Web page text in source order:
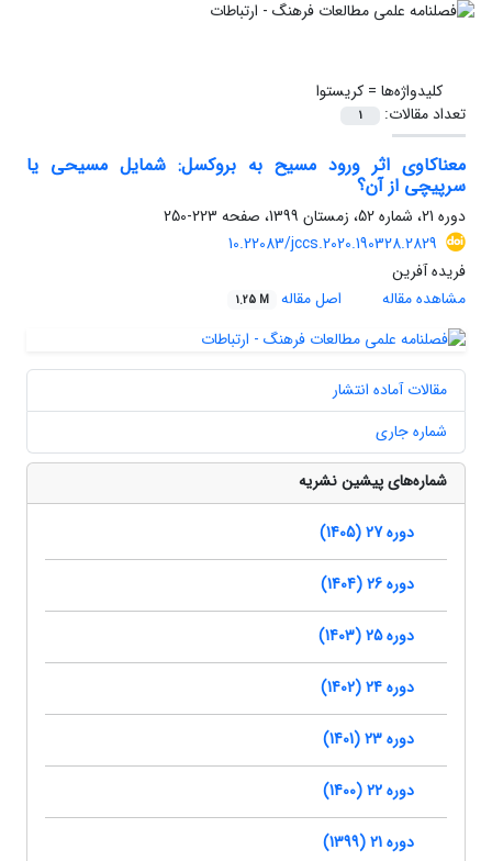
کلیدواژه‌ها =کریستوا
تعداد مقالات:
1
معناکاوی اثر ورود مسیح به بروکسل: شمایل‌ مسیحی یا
سرپیچی از آن؟
دوره 21، شماره 52، زمستان 1399، صفحه
223-250
10.22083/jccs.2020.190328.2829
فریده آفرین
مشاهده مقاله
اصل مقاله 1.25 M
مقالات آماده انتشار
شماره جاری
شماره‌های پیشین نشریه
دوره 27 (1405)
دوره 26 (1404)
دوره 25 (1403)
دوره 24 (1402)
دوره 23 (1401)
دوره 22 (1400)
دوره 21 (1399)